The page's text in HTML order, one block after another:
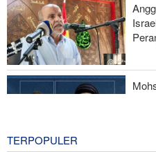
Dampak Ketidakpastian di
Naik
TERPOPULER